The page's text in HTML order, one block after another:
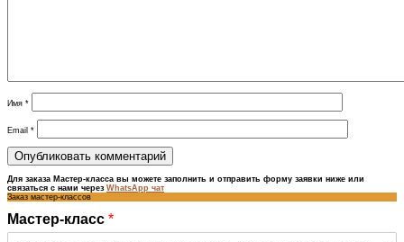
Имя *
Email *
Для заказа Мастер-класса вы можете заполнить и отправить форму заявки ниже или
связаться с нами через WhatsApp чат
Заказ мастер-классов
Мастер-класс *